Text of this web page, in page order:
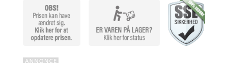
kr.
er:
kr. 89,89.